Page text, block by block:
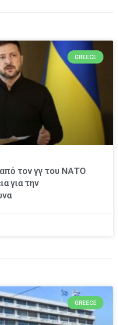
GREECE
τον γγ του ΝΑΤΟ
για την
GREECE